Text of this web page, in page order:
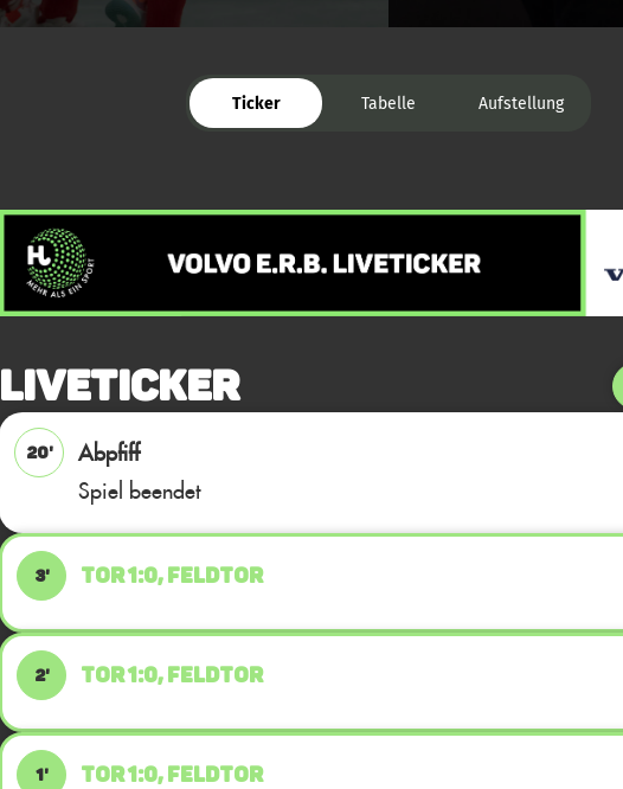
Ticker Tabelle Aufstellung
Liveticker
20'
Abpfiff
Spiel beendet
3' TOR 1:0, FELDTOR
2' TOR 1:0, FELDTOR
1' TOR 1:0, FELDTOR